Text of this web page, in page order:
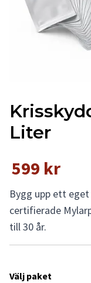
Liter
599 kr
Bygg upp ett
certifierade
till 30 år.
Välj paket